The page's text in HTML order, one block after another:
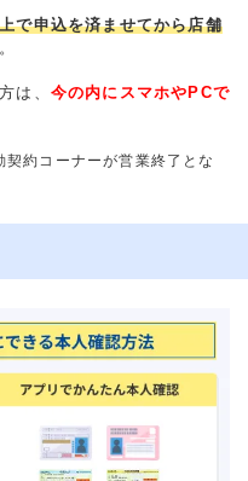
で申込を済ませてから店舗
は、 今の内にスマホやPCで
約コーナーが営業終了とな